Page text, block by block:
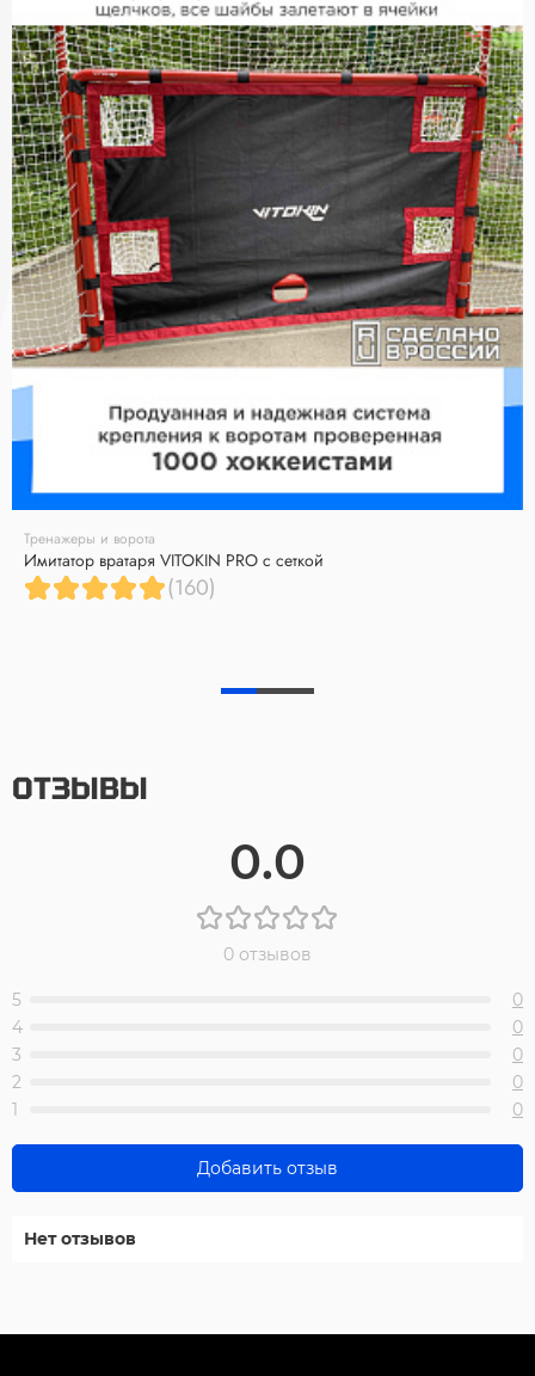
Тренажеры и ворота
Имитатор вратаря VITOKIN PRO с сеткой
(160)
ОТЗЫВЫ
0.0
0 отзывов
5
0
4
0
3
0
2
0
1
0
Добавить отзыв
Нет отзывов